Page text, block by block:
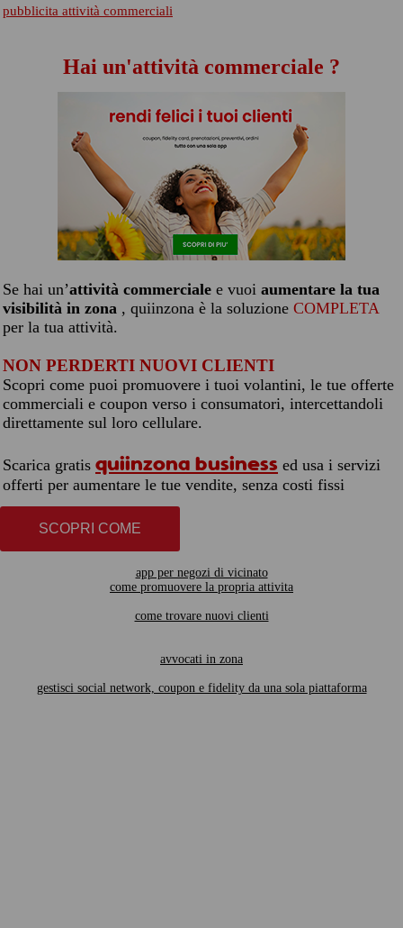
pubblicita attività commerciali
Hai un'attività commerciale ?
Se hai un’attività commerciale e vuoi aumentare la tua
visibilità in zona , quiinzona è la soluzione COMPLETA
per la tua attività.
NON PERDERTI NUOVI CLIENTI
Scopri come puoi promuovere i tuoi volantini, le tue offerte
commerciali e coupon verso i consumatori, intercettandoli
direttamente sul loro cellulare.
Scarica gratis quiinzona business ed usa i servizi
offerti per aumentare le tue vendite, senza costi fissi
SCOPRI COME
app per negozi di vicinato
come promuovere la propria attivita
come trovare nuovi clienti
avvocati in zona
gestisci social network, coupon e fidelity da una sola piattaforma